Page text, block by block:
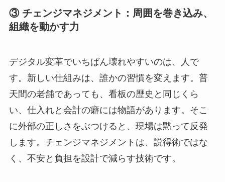
③ チェンジマネジメント：周囲を巻き込み、
組織を動かす力
デジタル変革でいちばん壊れやすいのは、人で
す。新しい仕組みは、誰かの習慣を変えます。普
天間の老舗であっても、看板の歴史と同じくら
い、仕入れと会計の癖には物語があります。そこ
に外部の正しさをぶつけると、現場は黙って反発
します。チェンジマネジメントは、説得術ではな
く、不安と負担を設計で減らす技術です。